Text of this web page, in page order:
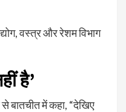
वस्त्र और रेशम विभाग
है’
बातचीत में कहा, “देखिए